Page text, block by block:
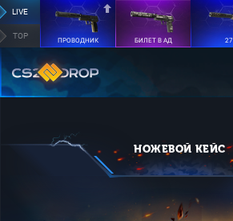
LIVE
TOP
ПРОВОДНИК БИЛЕТ В АД 27
НОЖЕВОЙ КЕЙС